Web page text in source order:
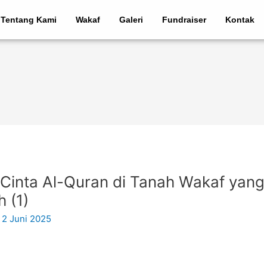
Tentang Kami Wakaf Galeri Fundraiser Kontak
Al-Quran di Tanah Wakaf yang
(1)
2 Juni 2025